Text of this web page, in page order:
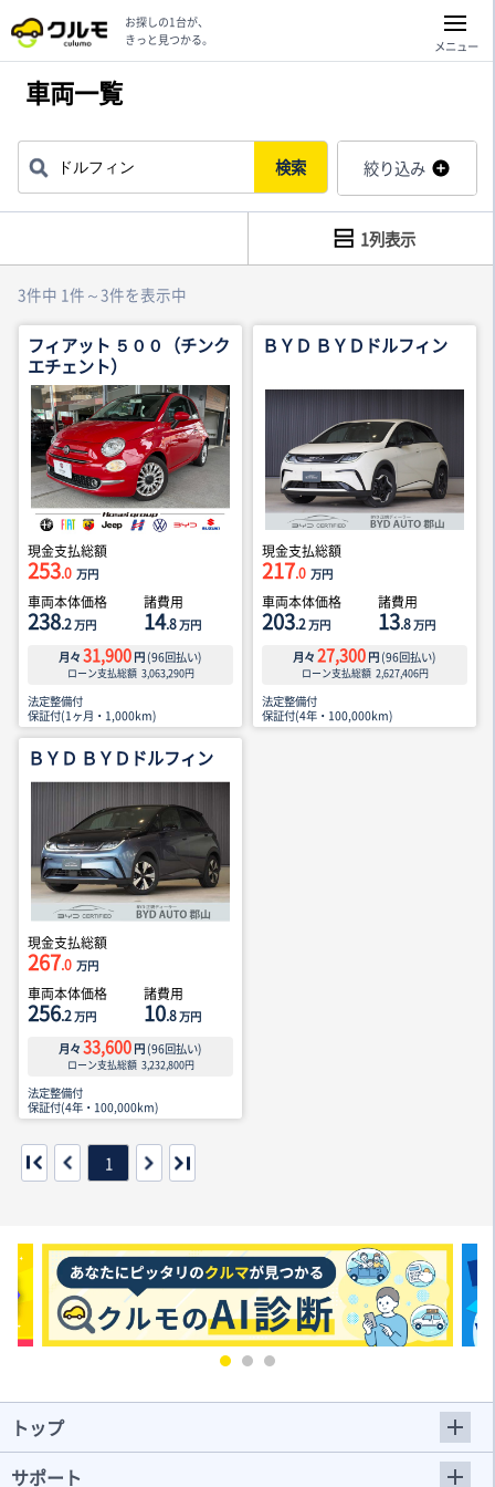
お探しの1台が、
きっと見つかる。
メニュー
車両一覧
検索 絞り込み
3件中 1件～3件を表示中
1列表示
フィアット ５００（チンク
エチェント）
現金支払総額
253.0 万円
車両本体価格
238.2万円
諸費用
14.8万円
月々 31,900 円 (96回払い)
ローン支払総額 3,063,290円
法定整備付
保証付(1ヶ月・1,000km)
ＢＹＤ ＢＹＤドルフィン
現金支払総額
217.0 万円
車両本体価格
203.2万円
諸費用
13.8万円
月々 27,300 円 (96回払い)
ローン支払総額 2,627,406円
法定整備付
保証付(4年・100,000km)
ＢＹＤ ＢＹＤドルフィン
現金支払総額
267.0 万円
車両本体価格
256.2万円
諸費用
10.8万円
月々 33,600 円 (96回払い)
ローン支払総額 3,232,800円
法定整備付
保証付(4年・100,000km)
1
トップ
サポート